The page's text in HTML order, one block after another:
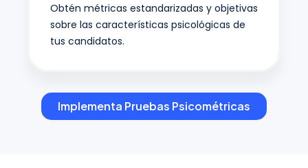
Obtén métricas estandarizadas y objetivas
sobre las características psicológicas de
tus candidatos.
Implementa Pruebas Psicométricas